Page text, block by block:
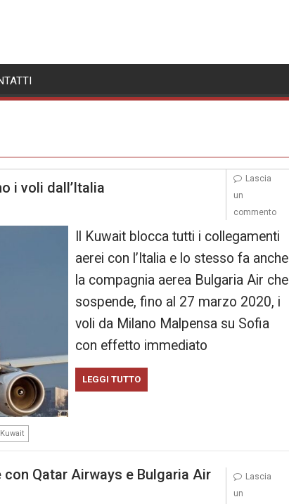
i voli dall’Italia
Il Kuwait blocca tutti i collegamenti
aerei con l’Italia e lo stesso fa anche
la compagnia aerea Bulgaria Air che
sospende, fino al 27 marzo 2020, i
voli da Milano Malpensa su Sofia
con effetto immediato
LEGGI TUTTO
Kuwait
Lascia
un
commento
Qatar Airways e Bulgaria Air
Lascia
un